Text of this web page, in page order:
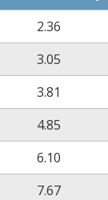
≥1015Ω‧cm
≥34kV/mm
腐食無し
VW-1
2.36
3.05
3.81
4.85
6.10
7.67